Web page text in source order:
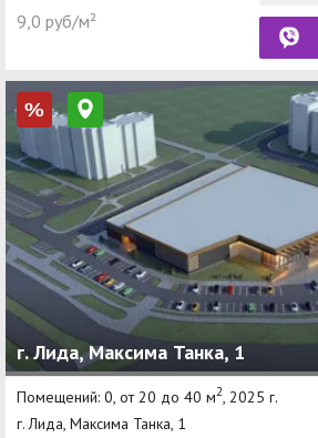
9,0 руб/м²
%
г. Лида, Максима Танка, 1
Помещений: 0, от 20 до 40 м2, 2025 г.
г. Лида, Максима Танка, 1